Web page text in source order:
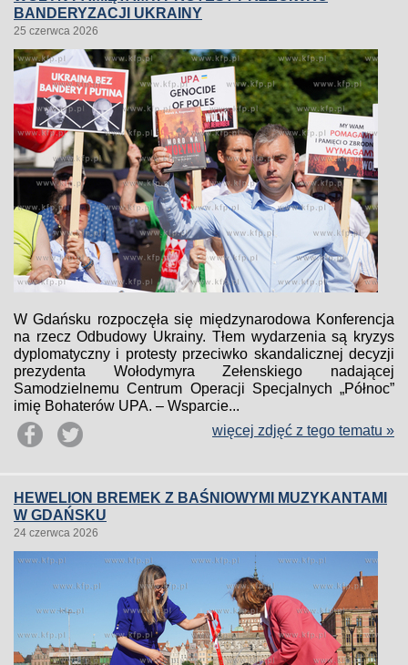
BANDERYZACJI UKRAINY
25 czerwca 2026
W Gdańsku rozpoczęła się międzynarodowa Konferencja
na rzecz Odbudowy Ukrainy. Tłem wydarzenia są kryzys
dyplomatyczny i protesty przeciwko skandalicznej decyzji
prezydenta Wołodymyra Zełenskiego nadającej
Samodzielnemu Centrum Operacji Specjalnych „Północ”
imię Bohaterów UPA. – Wsparcie...
więcej zdjęć z tego tematu »
HEWELION BREMEK Z BAŚNIOWYMI MUZYKANTAMI
W GDAŃSKU
24 czerwca 2026